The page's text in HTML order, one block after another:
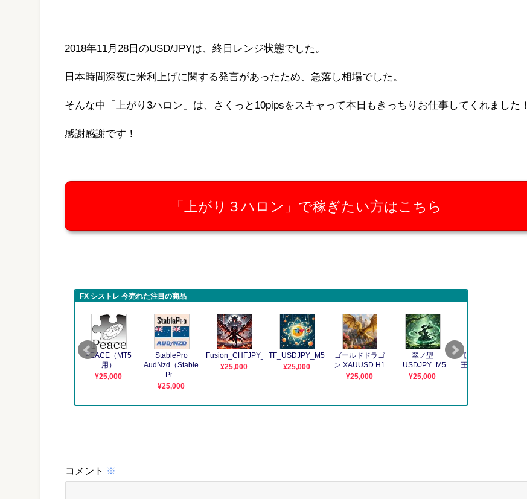
2018年11月28日のUSD/JPYは、終日レンジ状態でした。
日本時間深夜に米利上げに関する発言があったため、急落し相場でした。
そんな中「上がり3ハロン」は、さくっと10pipsをスキャって本日もきっちりお仕事してくれました！
感謝感謝です！
「上がり３ハロン」で稼ぎたい方はこちら
コメント ※